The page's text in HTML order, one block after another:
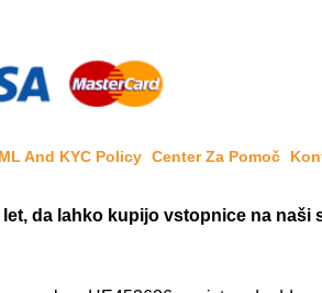
And KYC Policy Center Za Pomoč
da lahko kupijo vstopnice na naši